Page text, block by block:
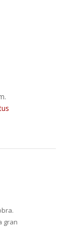
gran